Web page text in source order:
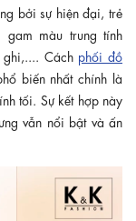
bởi sự hiện đại, trẻ
màu trung tính
ghi,.... Cách phối đồ
biến nhất chính là
tối. Sự kết hợp này
vẫn nổi bật và ấn